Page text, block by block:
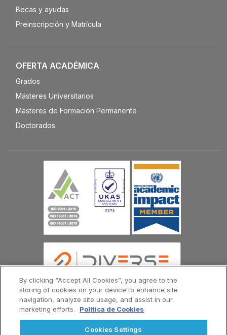
Becas y ayudas
Preinscripción y Matrícula
OFERTA ACADÉMICA
Grados
Másteres Universitarios
Másteres de Formación Permanente
Doctorados
© Copyright Universidad Europea del Atlántico 2026
Contáctenos
By clicking “Accept All Cookies”, you agree to the
storing of cookies on your device to enhance site
navigation, analyze site usage, and assist in our
marketing efforts.
Política de Cookies
Cookies Settings